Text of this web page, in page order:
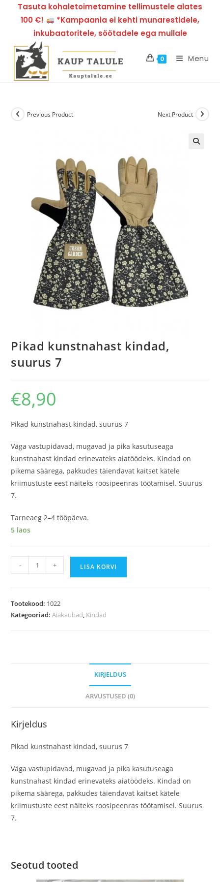
Tasuta kohaletoimetamine tellimustele alates
100 €!
*Kampaania ei kehti munarestidele,
inkubaatoritele, söötadele ega mullale
0 Menu
Previous Product Next Product
Pikad kunstnahast kindad,
suurus 7
€8,90
Pikad kunstnahast kindad, suurus 7
Väga vastupidavad, mugavad ja pika kasutuseaga
kunstnahast kindad erinevateks aiatöödeks. Kindad on
pikema säärega, pakkudes täiendavat kaitset kätele
kriimustuste eest näiteks roosipeenras töötamisel. Suurus
7.
Tarneaeg 2–4 tööpäeva.
5 laos
- + LISA KORVI
Tootekood: 1022
Kategooriad:Aiakaubad, Kindad
KIRJELDUS
ARVUSTUSED (0)
Kirjeldus
Pikad kunstnahast kindad, suurus 7
Väga vastupidavad, mugavad ja pika kasutuseaga
kunstnahast kindad erinevateks aiatöödeks. Kindad on
pikema säärega, pakkudes täiendavat kaitset kätele
kriimustuste eest näiteks roosipeenras töötamisel. Suurus
7.
Seotud tooted